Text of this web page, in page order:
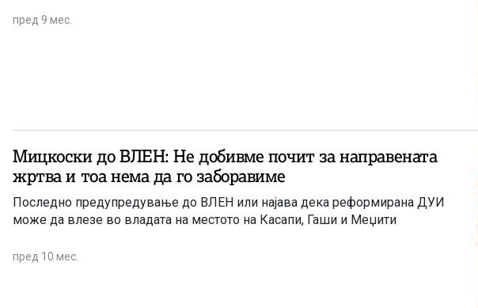
пред 9 мес.
Мицкоски до ВЛЕН: Не добивме почит за направената
жртва и тоа нема да го заборавиме
Последно предупредување до ВЛЕН или најава дека реформирана ДУИ
може да влезе во владата на местото на Касапи, Гаши и Меџити
пред 10 мес.